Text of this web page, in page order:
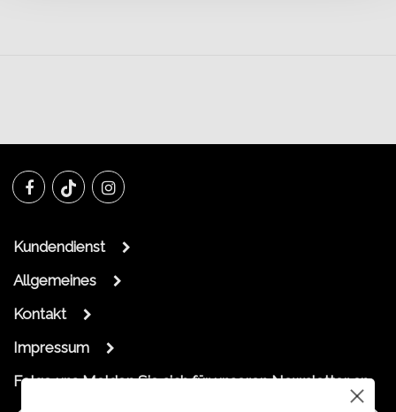
Kundendienst
Allgemeines
Kontakt
Impressum
Folge uns Melden Sie sich für unseren Newsletter an